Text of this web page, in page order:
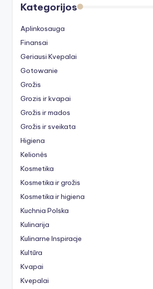
Kategorijos
Aplinkosauga
Finansai
Geriausi Kvepalai
Gotowanie
Grožis
Grozis ir kvapai
Grožis ir mados
Grožis ir sveikata
Higiena
Kelionės
Kosmetika
Kosmetika ir grožis
Kosmetika ir higiena
Kuchnia Polska
Kulinarija
Kulinarne Inspiracje
Kultūra
Kvapai
Kvepalai